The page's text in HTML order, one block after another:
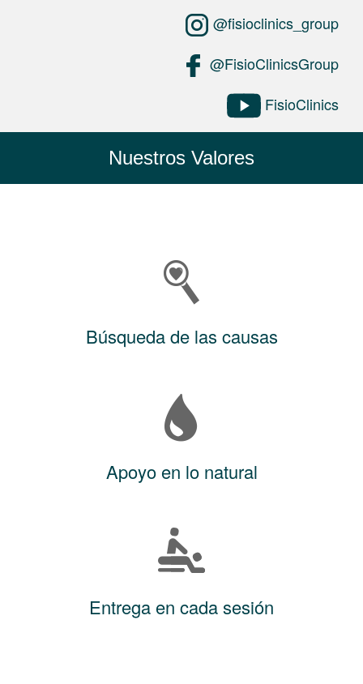
@fisioclinics_group
@FisioClinicsGroup
FisioClinics
Nuestros Valores
Búsqueda de las causas
Apoyo en lo natural
Entrega en cada sesión